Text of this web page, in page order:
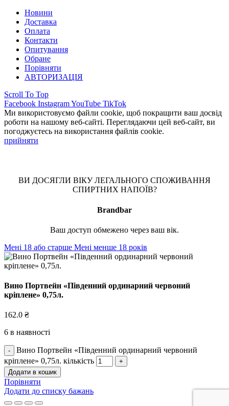
Новини
Доставка
Оплата
Контакти
Опитування
Обране
Порівняти
АВТОРИЗАЦІЯ
Scroll To Top
Facebook InstagramYouTube TikTok
Ми використовуємо файли cookie, щоб покращити ваш досвід
роботи на нашому веб-сайті. Переглядаючи цей веб-сайт, ви
погоджуєтесь на використання файлів cookie.
прийняти
ВИ ДОСЯГЛИ ВІКУ ЛЕГАЛЬНОГО СПОЖИВАННЯ
СПИРТНИХ НАПОЇВ?
Brandbar
Ваш доступ обмежено через ваш вік.
Мені 18 або старше Мені менше 18 років
Вино Портвейн «Південний ординарний червоний
кріплене» 0,75л.
162.0 ₴
6 в наявності
Вино Портвейн «Південний ординарний червоний
кріплене» 0,75л. кількість
Додати в кошик
Порівняти
Додати до списку бажань